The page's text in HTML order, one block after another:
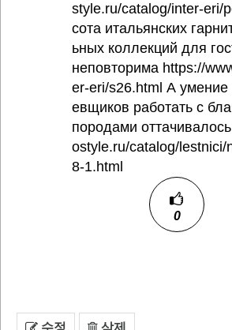
style.ru/catalog/inter-eri/
сота итальянских
ьных коллекций для
неповторима https://
er-eri/s26.html А умение
евщиков работать с
породами
ostyle.ru/catalog/
8-1.html
0